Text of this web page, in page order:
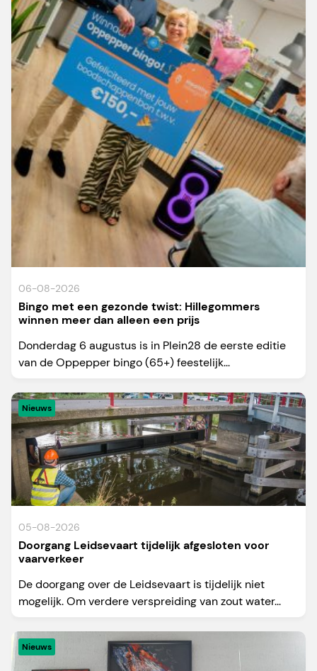
06-08-2026
Bingo met een gezonde twist: Hillegommers
winnen meer dan alleen een prijs
Donderdag 6 augustus is in Plein28 de eerste editie
van de Oppepper bingo (65+) feestelijk...
Nieuws
05-08-2026
Doorgang Leidsevaart tijdelijk afgesloten voor
vaarverkeer
De doorgang over de Leidsevaart is tijdelijk niet
mogelijk. Om verdere verspreiding van zout water...
Nieuws